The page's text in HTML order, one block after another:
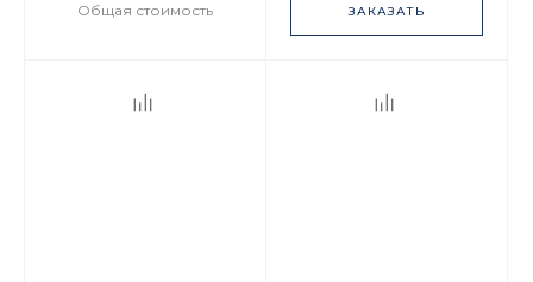
Общая стоимость ЗАКАЗАТЬ